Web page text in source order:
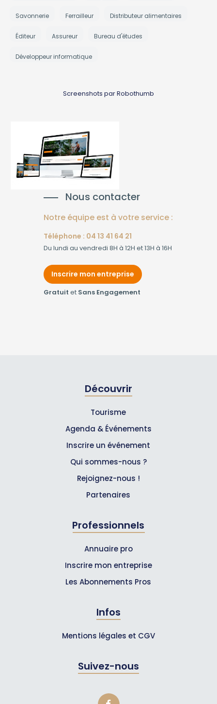
Savonnerie Ferrailleur Distributeur alimentaires
Éditeur Assureur Bureau d'études
Développeur informatique
Screenshots par Robothumb
Nous contacter
Notre équipe est à votre service :
Téléphone : 04 13 41 64 21
Du lundi au vendredi 8H à 12H et 13H à 16H
Inscrire mon entreprise
Gratuit et Sans Engagement
Découvrir
Tourisme
Agenda & Événements
Inscrire un événement
Qui sommes-nous ?
Rejoignez-nous !
Partenaires
Professionnels
Annuaire pro
Inscrire mon entreprise
Les Abonnements Pros
Infos
Mentions légales et CGV
Suivez-nous